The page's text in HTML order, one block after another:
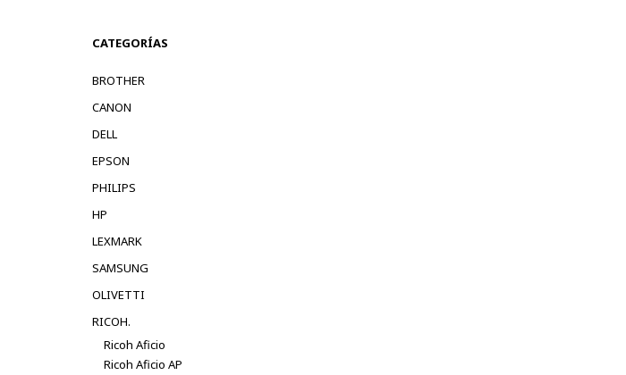
CATEGORÍAS
BROTHER
CANON
DELL
EPSON
PHILIPS
HP
LEXMARK
SAMSUNG
OLIVETTI
RICOH.
Ricoh Aficio
Ricoh Aficio AP